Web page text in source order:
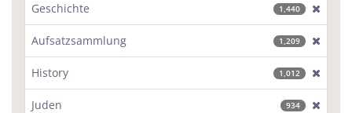
Geschichte 1,440
Aufsatzsammlung 1,209
History 1,012
Juden 934